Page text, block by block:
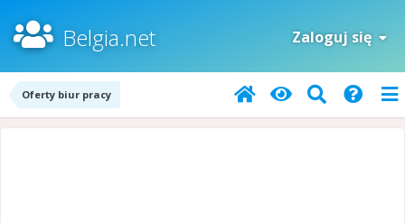
Belgia.net Zaloguj się
Oferty biur pracy